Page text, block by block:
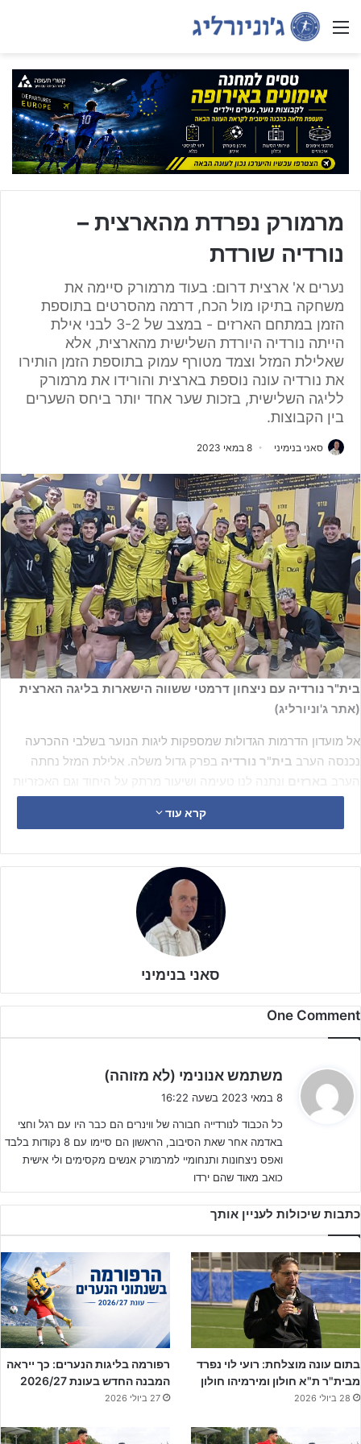
Menu
מרמורק נפרדת מהארצית –
נורדיה שורדת
נערים א' ארצית דרום: בעוד מרמורק סיימה את
משחקה בתיקו מול הכח, דרמה מהסרטים בתוספת
הזמן במתחם הארזים - במצב של 3-2 לבני אילת
הייתה נורדיה היורדת השלישית מהארצית, אלא
שאלילת המזל וצמד מטורף עמוק בתוספת הזמן הותירו
את נורדיה עונה נוספת בארצית והורידו את מרמורק
לליגה השלישית, בזכות שער אחד יותר ביחס השערים
בין הקבוצות.
סאני בנימיני 8 במאי 2023
בית"ר נורדיה עם ניצחון דרמטי ששווה הישארות בליגה הארצית
(אתר ג'וניורליג)
אל מועדון הדרמות הגדולות שמספקות ליגות הנוער בשלבי ההכרעה
נכנסה הערב בית"ר נורדיה בפרק גדול משלה. אלילת המזל נחתה
הערב בארזים
ונתנה לנו טעימה ושיעור מרתק על היחוד וגם האכזריות
שמספק עבורנו משחק הכדורגל.
רוצים להגיע הכי מוכנים לעונה הבאה. להרשמה – לחצו על הבאנר!
ראשית דבר לסיקורנו מועדוני הכדורגל שלהכח רמת גן ובני אילתרשמו
אמש ציוני שבח בהופעה ספורטיבית ורוח לחימה שראוי ללמד בכל מקום
שמכבד את ערך הספורט והכדורגל שלנו. שתי הקבוצות שהבטיחו את
הישארותן הפנימו את ערך השפעתם על גורל היורדת השלישית והגיעו
תוך מחויבות כאשר הם מאתגרות את יריבותיהם במשחק לחימה.
ידעה שתוצאת תיקו עלולה שלא להספיק לה במקרה של ניצחון ירושלמי
על בני אילת. בשני המגרשים עקבו באונליין מה עושה כל אחת
מהיריבות.
קרא עוד
סאני בנימיני
One Comment
משתמש אנונימי (לא מזוהה)
ב
:
8 במאי 2023 בשעה 16:22
כל הכבוד לנורדייה חבורה של ווינרים הם כבר היו עם רגל וחצי
באדמה אחר שאת הסיבוב, הראשון הם סיימו עם 8 נקודות בלבד
ואפס ניצחונות ותנחומיי למרמורק אנשים מקסימים ולי אישית
כואב מאוד שהם ירדו
כתבות שיכולות לעניין אותך
בתום עונה מוצלחת: רועי לוי נפרד
מבית"ר ת"א חולון ומירמיהו חולון
28 ביולי 2026
רפורמה בליגות הנערים: כך ייראה
המבנה החדש בעונת 2026/27
27 ביולי 2026